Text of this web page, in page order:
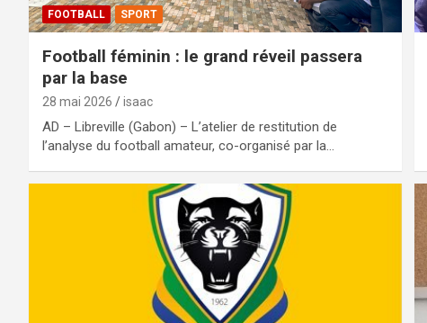
FOOTBALL SPORT
Football féminin : le grand réveil passera
par la base
28 mai 2026 isaac
AD – Libreville (Gabon) – L’atelier de restitution de
l’analyse du football amateur, co-organisé par la…